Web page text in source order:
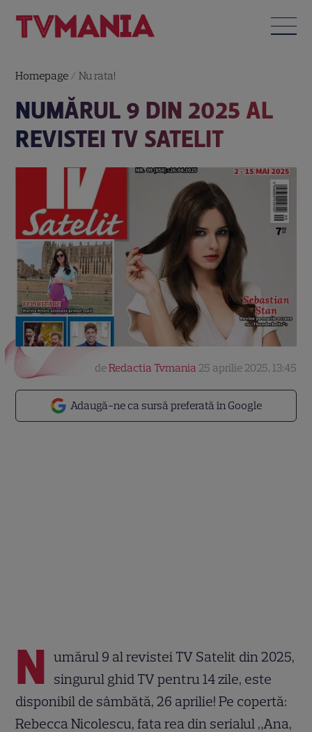
Homepage /Nu rata!
NUMĂRUL 9 DIN 2025 AL
REVISTEI TV SATELIT
Adaugă-ne ca sursă preferată în Google
deRedactia Tvmania 25 aprilie 2025, 13:45
N umărul 9 al revistei TV Satelit din 2025,
singurul ghid TV pentru 14 zile, este
disponibil de sâmbătă, 26 aprilie! Pe copertă:
Rebecca Nicolescu, fata rea din serialul „Ana,